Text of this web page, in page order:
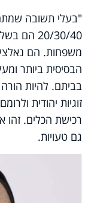
"בעלי תשובה
20/30/
משפחות. הם
הבסיסית ביותר
בביתם. להיות
זוגיות יהודית
רכישת הכלים. זהו
גם טעויות.